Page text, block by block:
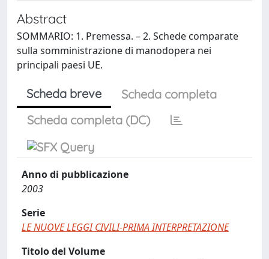
Abstract
SOMMARIO: 1. Premessa. – 2. Schede comparate
sulla somministrazione di manodopera nei
principali paesi UE.
Scheda breve
Scheda completa
Scheda completa (DC)
Anno di pubblicazione
2003
Serie
LE NUOVE LEGGI CIVILI-PRIMA INTERPRETAZIONE
Titolo del Volume